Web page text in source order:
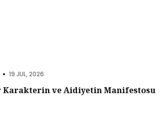
• 19 JUL, 2026
Karakterin ve Aidiyetin Manifestosu